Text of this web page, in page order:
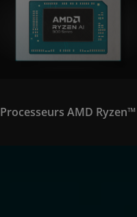
Processeurs AMD Ryzen™